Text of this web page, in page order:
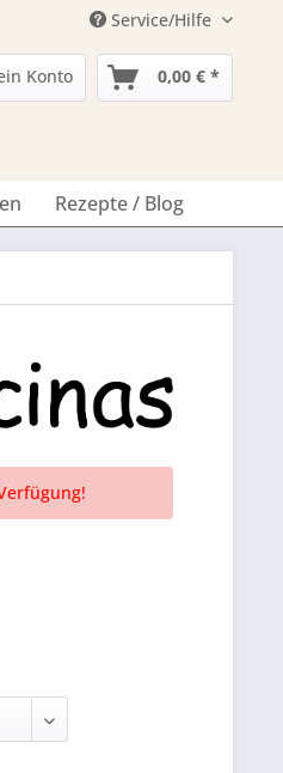
Service/Hilfe
Konto 0,00 € *
Rezepte / Blog